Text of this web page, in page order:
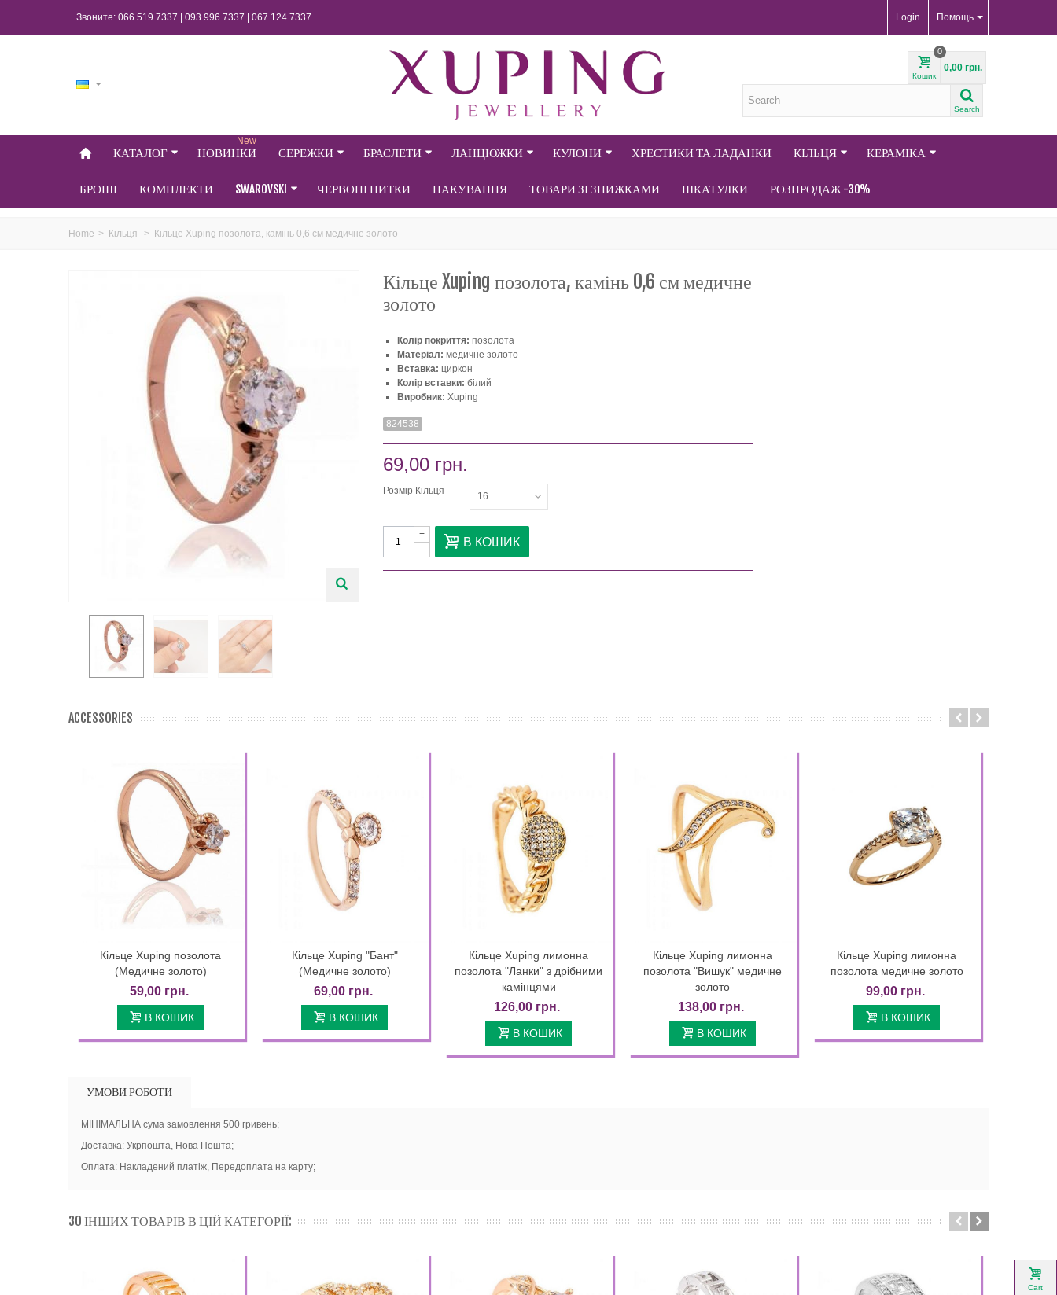
Помощь
Звоните: 066 519 7337 | 093 996 7337 | 067 124 7337 Login
Кошик
0
0,00 грн.
Search
КАТАЛОГ НОВИНКИ
New
СЕРЕЖКИ БРАСЛЕТИ ЛАНЦЮЖКИ КУЛОНИ ХРЕСТИКИ ТА ЛАДАНКИ КІЛЬЦЯ КЕРАМІКА
БРОШІ КОМПЛЕКТИ SWAROVSKI ЧЕРВОНІ НИТКИ ПАКУВАННЯ ТОВАРИ ЗІ ЗНИЖКАМИ ШКАТУЛКИ РОЗПРОДАЖ -30%
Home > Кільця > Кільце Xuping позолота, камінь 0,6 см медичне золото
Кільце Xuping позолота, камінь 0,6 см медичне
золото
Колір покриття: позолота
Матеріал: медичне золото
Вставка: циркон
Колір вставки: білий
Виробник: Xuping
824538
69,00 грн.
Розмір Кільця 16
-
+ В КОШИК
ACCESSORIES
Quick view
Кільце Xuping позолота
(Медичне золото)
59,00 грн.
В КОШИК
Quick view
Кільце Xuping "Бант"
(Медичне золото)
69,00 грн.
В КОШИК
Quick view
Кільце Xuping лимонна
позолота "Ланки" з дрібними
камінцями
126,00 грн.
В КОШИК
Quick view
Кільце Xuping лимонна
позолота "Вишук" медичне
золото
138,00 грн.
В КОШИК
Quick view
Кільце Xuping лимонна
позолота медичне золото
99,00 грн.
В КОШИК
УМОВИ РОБОТИ
МІНІМАЛЬНА сума замовлення 500 гривень;
Доставка: Укрпошта, Нова Пошта;
Оплата: Накладений платіж, Передоплата на карту;
30 ІНШИХ ТОВАРІВ В ЦІЙ КАТЕГОРІЇ:
Cart